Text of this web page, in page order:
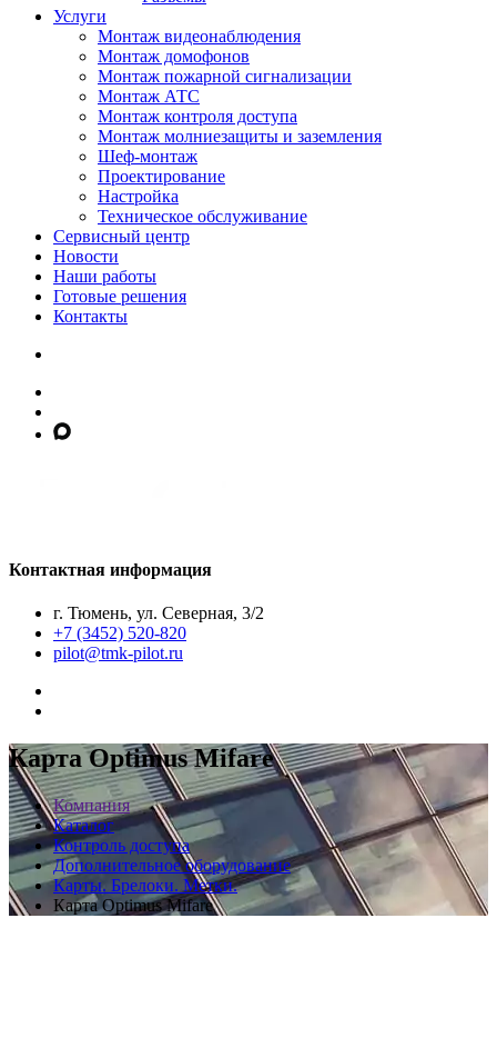
Услуги
Монтаж видеонаблюдения
Монтаж домофонов
Монтаж пожарной сигнализации
Монтаж АТС
Монтаж контроля доступа
Монтаж молниезащиты и заземления
Шеф-монтаж
Проектирование
Настройка
Техническое обслуживание
Сервисный центр
Новости
Наши работы
Готовые решения
Контакты
Контактная информация
г. Тюмень, ул. Северная, 3/2
+7 (3452) 520-820
pilot@tmk-pilot.ru
Карта Optimus Mifare
Компания
Каталог
Контроль доступа
Дополнительное оборудование
Карты. Брелоки. Метки.
Карта Optimus Mifare